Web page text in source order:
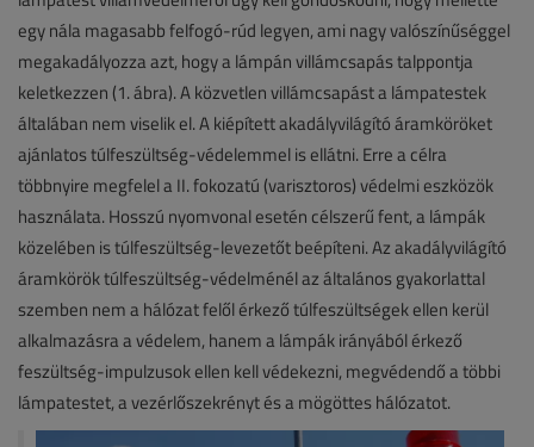
egy nála magasabb felfogó-rúd legyen, ami nagy valószínűséggel
megakadályozza azt, hogy a lámpán villámcsapás talppontja
keletkezzen (1. ábra). A közvetlen villámcsapást a lámpatestek
általában nem viselik el. A kiépített akadályvilágító áramköröket
ajánlatos túlfeszültség-védelemmel is ellátni. Erre a célra
többnyire megfelel a II. fokozatú (varisztoros) védelmi eszközök
használata. Hosszú nyomvonal esetén célszerű fent, a lámpák
közelében is túlfeszültség-levezetőt beépíteni. Az akadályvilágító
áramkörök túlfeszültség-védelménél az általános gyakorlattal
szemben nem a hálózat felől érkező túlfeszültségek ellen kerül
alkalmazásra a védelem, hanem a lámpák irányából érkező
feszültség-impulzusok ellen kell védekezni, megvédendő a többi
lámpatestet, a vezérlőszekrényt és a mögöttes hálózatot.